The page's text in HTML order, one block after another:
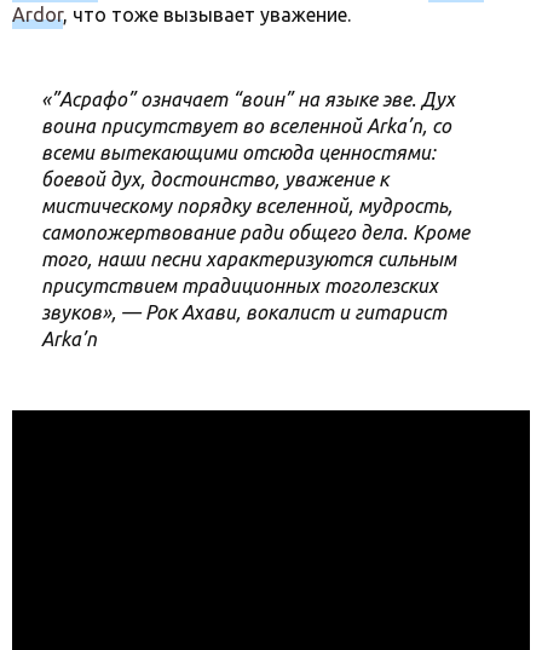
Ardor, что тоже вызывает уважение.
«”Асрафо” означает “воин” на языке эве. Дух
воина присутствует во вселенной Arka’n, со
всеми вытекающими отсюда ценностями:
боевой дух, достоинство, уважение к
мистическому порядку вселенной, мудрость,
самопожертвование ради общего дела. Кроме
того, наши песни характеризуются сильным
присутствием традиционных тоголезских
звуков», — Рок Ахави, вокалист и гитарист
Arka’n